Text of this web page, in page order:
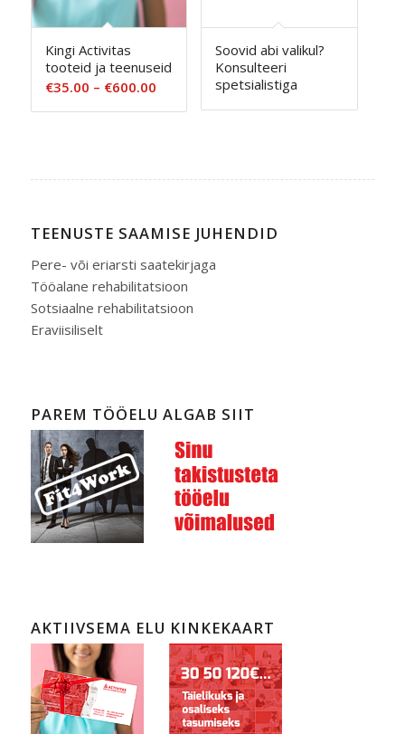
Kingi Activitas
tooteid ja teenuseid
€35.00 – €600.00Hinnavahemik:
€35.00
Soovid abi valikul?
Konsulteeri
spetsialistiga
TEENUSTE SAAMISE JUHENDID
Pere- või eriarsti saatekirjaga
Tööalane rehabilitatsioon
Sotsiaalne rehabilitatsioon
Eraviisiliselt
PAREM TÖÖELU ALGAB SIIT
AKTIIVSEMA ELU KINKEKAART